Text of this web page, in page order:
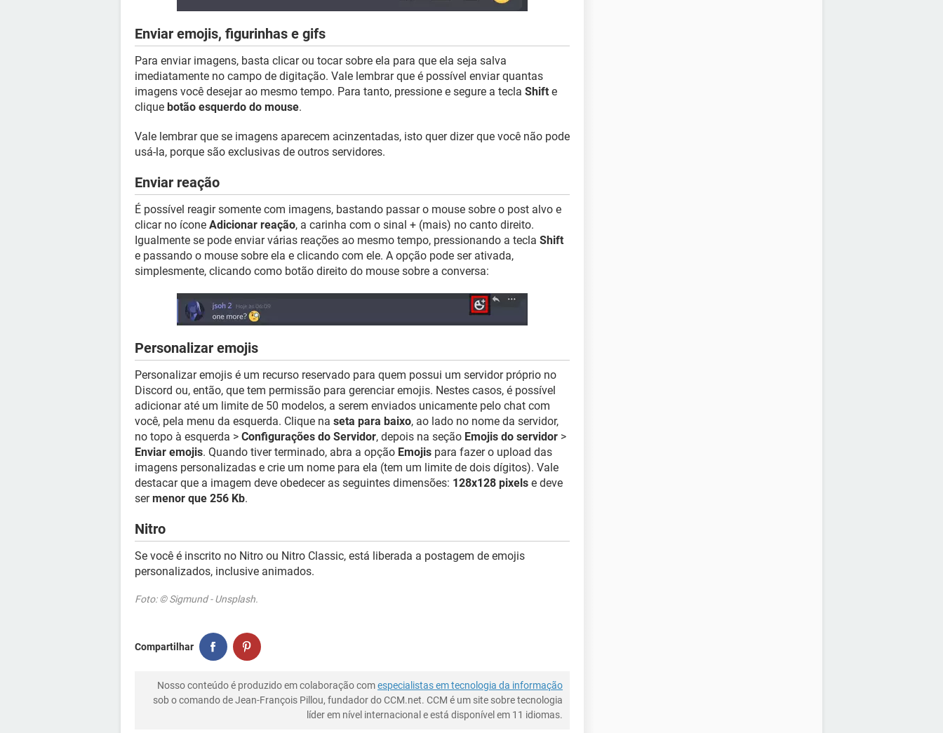
Enviar emojis, figurinhas e gifs
Para enviar imagens, basta clicar ou tocar sobre ela para que ela seja salva
imediatamente no campo de digitação. Vale lembrar que é possível enviar quantas
imagens você desejar ao mesmo tempo. Para tanto, pressione e segure a tecla Shift e
clique botão esquerdo do mouse.
Vale lembrar que se imagens aparecem acinzentadas, isto quer dizer que você não pode
usá-la, porque são exclusivas de outros servidores.
Enviar reação
É possível reagir somente com imagens, bastando passar o mouse sobre o post alvo e
clicar no ícone Adicionar reação, a carinha com o sinal + (mais) no canto direito.
Igualmente se pode enviar várias reações ao mesmo tempo, pressionando a tecla Shift
e passando o mouse sobre ela e clicando com ele. A opção pode ser ativada,
simplesmente, clicando como botão direito do mouse sobre a conversa:
Personalizar emojis
Personalizar emojis é um recurso reservado para quem possui um servidor próprio no
Discord ou, então, que tem permissão para gerenciar emojis. Nestes casos, é possível
adicionar até um limite de 50 modelos, a serem enviados unicamente pelo chat com
você, pela menu da esquerda. Clique na seta para baixo, ao lado no nome da servidor,
no topo à esquerda > Configurações do Servidor, depois na seção Emojis do servidor >
Enviar emojis. Quando tiver terminado, abra a opção Emojis para fazer o upload das
imagens personalizadas e crie um nome para ela (tem um limite de dois dígitos). Vale
destacar que a imagem deve obedecer as seguintes dimensões: 128x128 pixels e deve
sermenor que 256 Kb.
Nitro
Se você é inscrito no Nitro ou Nitro Classic, está liberada a postagem de emojis
personalizados, inclusive animados.
Foto: © Sigmund - Unsplash.
Compartilhar
Nosso conteúdo é produzido em colaboração comespecialistas em tecnologia da informação
sob o comando de Jean-François Pillou, fundador do CCM.net. CCM é um site sobre tecnologia
líder em nível internacional e está disponível em 11 idiomas.